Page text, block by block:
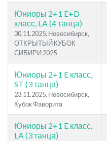
Юниоры 2+1 E+D
класс, LA (4 танца)
30.11.2025, Новосибирск,
ОТКРЫТЫЙ КУБОК
СИБИРИ 2025
Юниоры 2+1 E класс,
ST (3 танца)
23.11.2025, Новосибирск,
Кубок Фаворита
Юниоры 2+1 E класс,
LA (3 танца)